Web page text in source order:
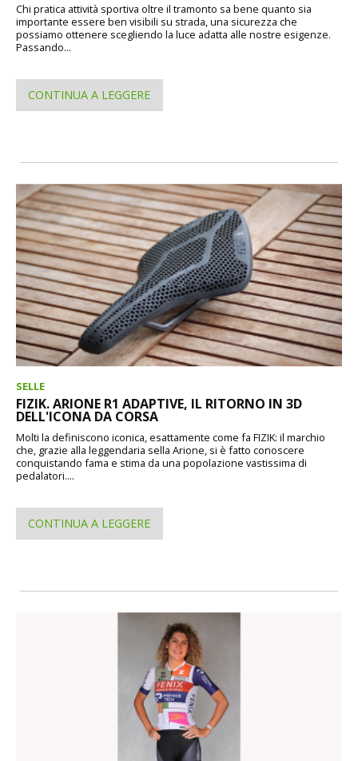
Chi pratica attività sportiva oltre il tramonto sa bene quanto sia
importante essere ben visibili su strada, una sicurezza che
possiamo ottenere scegliendo la luce adatta alle nostre esigenze.
Passando...
CONTINUA A LEGGERE
SELLE
FIZIK. ARIONE R1 ADAPTIVE, IL RITORNO IN 3D
DELL'ICONA DA CORSA
Molti la definiscono iconica, esattamente come fa FIZIK: il marchio
che, grazie alla leggendaria sella Arione, si è fatto conoscere
conquistando fama e stima da una popolazione vastissima di
pedalatori....
CONTINUA A LEGGERE